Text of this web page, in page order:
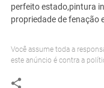
perfeito estado,pintura
propriedade de fenação
Você assume toda a
este anúncio é contra a